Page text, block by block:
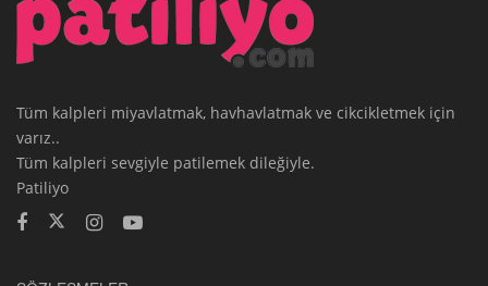
Tüm kalpleri miyavlatmak, havhavlatmak ve cikcikletmek için
varız..
Tüm kalpleri sevgiyle patilemek dileğiyle.
Patiliyo